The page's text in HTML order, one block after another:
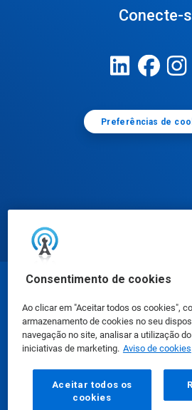
Consentimento de cookies
Ao clicar em "Aceitar todos os cookies",
armazenamento de cookies no seu
navegação no site, analisar a utilização
iniciativas de marketing. Aviso de cookies
Aceitar todos os
cookies
Conecte-
Preferências de
Fichas de Informação de
Químicos|Política de